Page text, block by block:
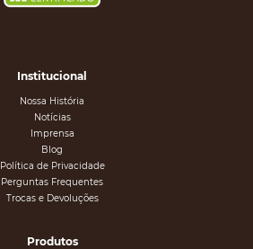
Institucional
Nossa História
Notícias
Imprensa
Blog
Política de Privacidade
Perguntas Frequentes
Trocas e Devoluções
Produtos